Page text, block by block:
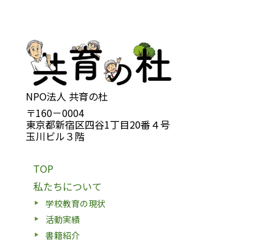
NPO法人 共育の杜
〒160－0004
東京都新宿区四谷1丁目20番４号
玉川ビル３階
TOP
私たちについて
学校教育の現状
活動実績
書籍紹介